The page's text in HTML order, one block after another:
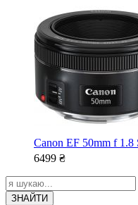
Canon EF 50mm f 1.8
6499 ₴
ЗНАЙТИ